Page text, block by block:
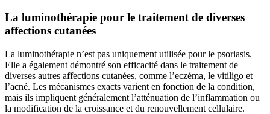
La luminothérapie pour le traitement de diverses
affections cutanées
La luminothérapie n’est pas uniquement utilisée pour le psoriasis.
Elle a également démontré son efficacité dans le traitement de
diverses autres affections cutanées, comme l’eczéma, le vitiligo et
l’acné. Les mécanismes exacts varient en fonction de la condition,
mais ils impliquent généralement l’atténuation de l’inflammation ou
la modification de la croissance et du renouvellement cellulaire.